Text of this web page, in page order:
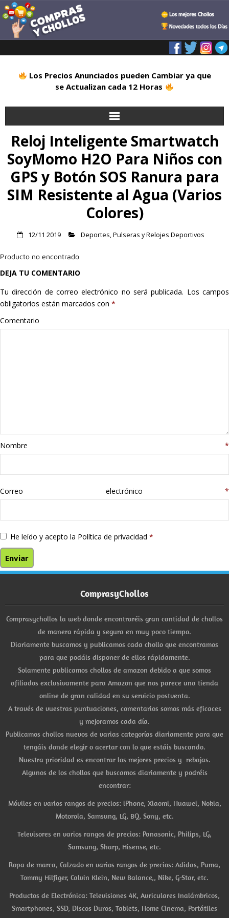
Los Precios Anunciados pueden Cambiar ya que
se Actualizan cada 12 Horas
Inicio
Alimentación
Blog
Hogar
Listas
Moda
Reloj Inteligente Smartwatch
SoyMomo H2O Para Niños con
GPS y Botón SOS Ranura para
SIM Resistente al Agua (Varios
Colores)
12/11 2019 Deportes,Pulseras y Relojes Deportivos
Producto no encontrado
DEJA TU COMENTARIO
Tu dirección de correo electrónico no será publicada. Los campos
obligatorios están marcados con *
Comentario
Nombre *
Correo electrónico *
He leído y acepto la Política de privacidad *
ComprasyChollos
Comprasychollos la web donde encontraréis gran cantidad de chollos
de manera rápida y segura en muy poco tiempo.
Diariamente buscamos y publicamos cada chollo que encontramos
para que podáis disponer de ellos rápidamente.
Solamente publicamos chollos de amazon debido a que somos
afiliados exclusivamente para Amazon que nos parece una tienda
online de gran calidad en su servicio postventa.
A través de vuestras puntuaciones, comentarios somos más eficaces
y mejoramos cada día.
Publicamos chollos nuevos de varias categorías diariamente para que
tengáis donde elegir o acertar con lo que estáis buscando.
Nuestra prioridad es encontrar los mejores precios y rebajas.
Algunos de los chollos que buscamos diariamente y podréis
encontrar:
Móviles en varios rangos de precios: iPhone, Xiaomi, Huawei, Nokia,
Motorola, Samsung, LG, BQ, Sony, etc.
Televisores en varios rangos de precios: Panasonic, Philips, LG,
Samsung, Sharp, Hisense, etc.
Ropa de marca, Calzado en varios rangos de precios: Adidas, Puma,
Tommy Hilfiger, Calvin Klein, New Balance,, Nike, G-Star, etc.
Productos de Electrónica: Televisiones 4K, Auriculares Inalámbricos,
Smartphones, SSD, Discos Duros, Tablets, Home Cinema, Portátiles